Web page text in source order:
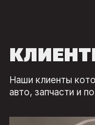
Наши клиенты
авто, запчасти и